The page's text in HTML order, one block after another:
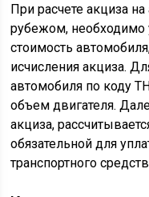
При расчете акциза
рубежом,
стоимость
исчисления акциза.
автомобиля по коду
объем двигателя.
акциза,
обязательной для
транспортного